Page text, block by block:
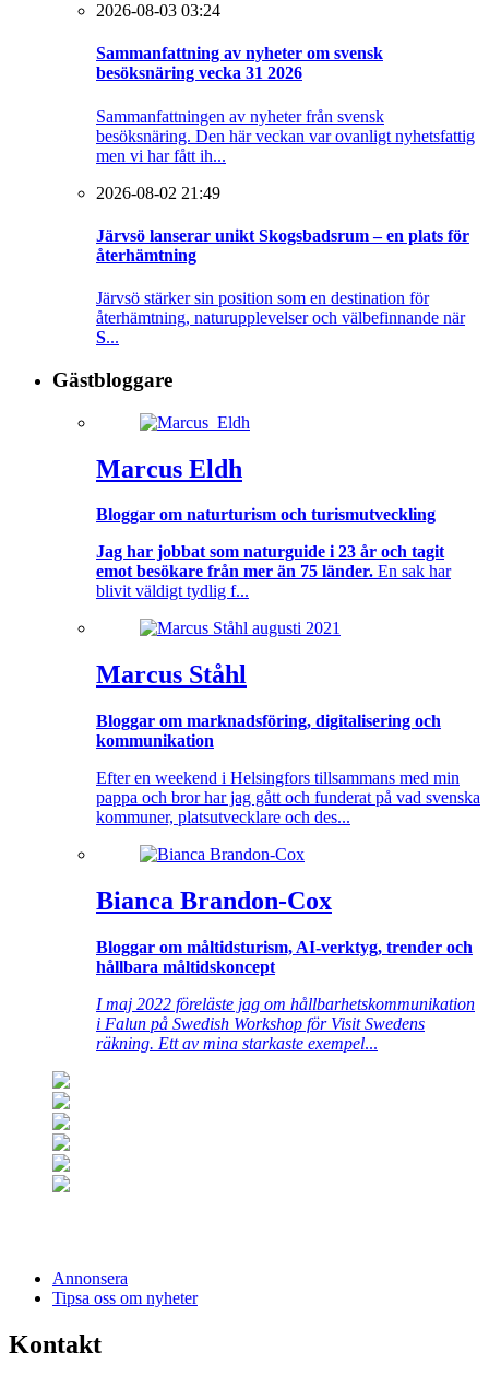
2026-08-03 03:24
Sammanfattning av nyheter om svensk
besöksnäring vecka 31 2026
Sammanfattningen av nyheter från svensk
besöksnäring. Den här veckan var ovanligt nyhetsfattig
men vi har fått ih...
2026-08-02 21:49
Järvsö lanserar unikt Skogsbadsrum – en plats för
återhämtning
Järvsö stärker sin position som en destination för
återhämtning, naturupplevelser och välbefinnande när
S...
Gästbloggare
Marcus Eldh
Bloggar om naturturism och turismutveckling
Jag har jobbat som naturguide i 23 år och tagit
emot besökare från mer än 75 länder. En sak har
blivit väldigt tydlig f...
Marcus Ståhl
Bloggar om marknadsföring, digitalisering och
kommunikation
Efter en weekend i Helsingfors tillsammans med min
pappa och bror har jag gått och funderat på vad svenska
kommuner, platsutvecklare och des...
Bianca Brandon-Cox
Bloggar om måltidsturism, AI-verktyg, trender och
hållbara måltidskoncept
I maj 2022 föreläste jag om hållbarhetskommunikation
i Falun på Swedish Workshop för Visit Swedens
räkning. Ett av mina starkaste exempel...
Annonsera
Tipsa oss om nyheter
Kontakt